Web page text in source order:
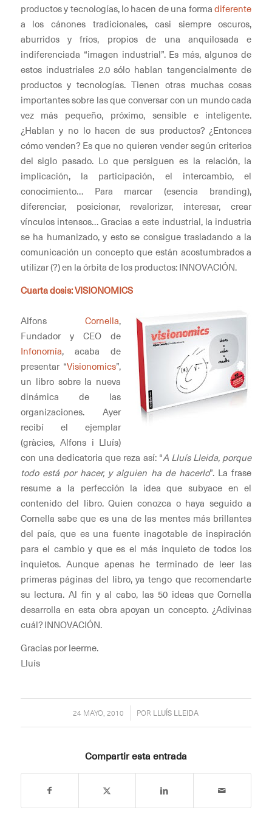
productos y tecnologías, lo hacen de una formadiferente
a los cánones tradicionales, casi siempre oscuros,
aburridos y fríos, propios de una anquilosada e
indiferenciada “imagen industrial”. Es más, algunos de
estos industriales 2.0 sólo hablan tangencialmente de
productos y tecnologías. Tienen otras muchas cosas
importantes sobre las que conversar con un mundo cada
vez más pequeño, próximo, sensible e inteligente.
¿Hablan y no lo hacen de sus productos? ¿Entonces
cómo venden? Es que no quieren vender según criterios
del siglo pasado. Lo que persiguen es la relación, la
implicación, la participación, el intercambio, el
conocimiento… Para marcar (esencia branding),
diferenciar, posicionar, revalorizar, interesar, crear
vínculos intensos… Gracias a este industrial, la industria
se ha humanizado, y esto se consigue trasladando a la
comunicación un concepto que están acostumbrados a
utilizar (?) en la órbita de los productos: INNOVACIÓN.
Cuarta dosis: VISIONOMICS
AlfonsCornella,
Fundador y CEO de
Infonomía, acaba de
presentar “Visionomics”,
un libro sobre la nueva
dinámica de las
organizaciones. Ayer
recibí el ejemplar
(gràcies, Alfons i Lluís)
con una dedicatoria que reza así: “A Lluís Lleida, porque
todo está por hacer, y alguien ha de hacerlo”. La frase
resume a la perfección la idea que subyace en el
contenido del libro. Quien conozca o haya seguido a
Cornella sabe que es una de las mentes más brillantes
del país, que es una fuente inagotable de inspiración
para el cambio y que es el más inquieto de todos los
inquietos. Aunque apenas he terminado de leer las
primeras páginas del libro, ya tengo que recomendarte
su lectura. Al fin y al cabo, las 50 ideas que Cornella
desarrolla en esta obra apoyan un concepto. ¿Adivinas
cuál? INNOVACIÓN.
Gracias por leerme.
Lluís
24 MAYO, 2010
/ POR LLUÍS LLEIDA
Compartir esta entrada